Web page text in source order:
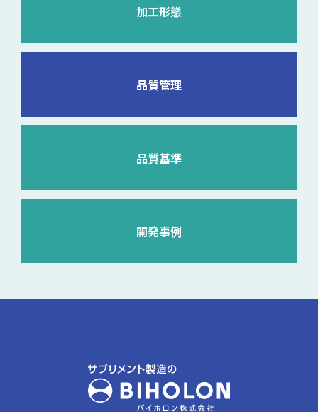
加工形態
品質管理
品質基準
開発事例